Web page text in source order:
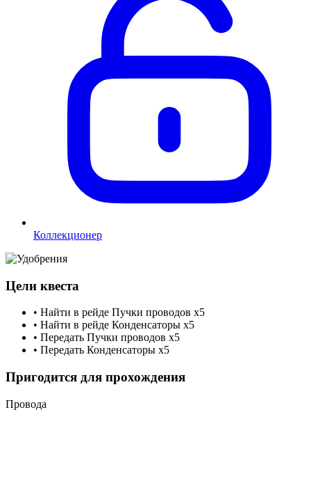
Коллекционер
Цели квеста
• Найти в рейде Пучки проводов x5
• Найти в рейде Конденсаторы x5
• Передать Пучки проводов x5
• Передать Конденсаторы x5
Пригодится для прохождения
Провода